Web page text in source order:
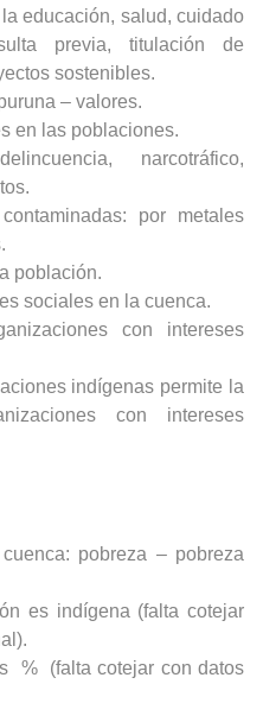
educación, salud, cuidado
previa, titulación de
sostenibles.
– valores.
en las poblaciones.
narcotráfico,
por metales
población.
sociales en la cuenca.
con intereses
indígenas permite la
con intereses
pobreza – pobreza
es indígena (falta cotejar
%(falta cotejar con datos